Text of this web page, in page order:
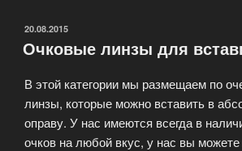
ОПУБЛИКОВАНО
20.08.2015
Очковые линзы для
В этой категории мы размещаем по
линзы, которые можно вставить в
оправу. У нас имеются всегда в
очков на любой вкус, у нас вы